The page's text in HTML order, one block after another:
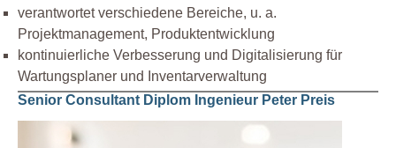
verantwortet verschiedene Bereiche, u. a.
Projektmanagement, Produktentwicklung
kontinuierliche Verbesserung und Digitalisierung für
Wartungsplaner und Inventarverwaltung
Senior Consultant Diplom Ingenieur Peter Preis